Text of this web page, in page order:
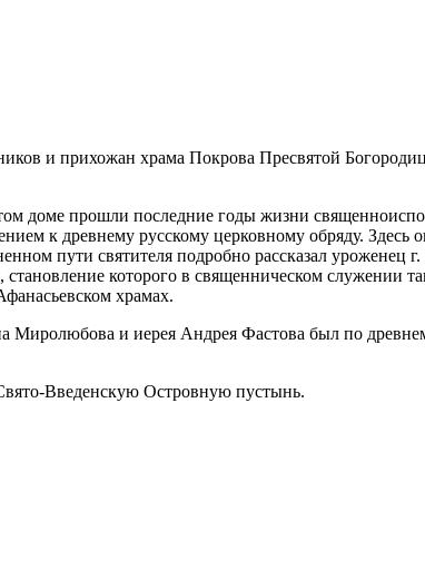
и прихожан храма Покрова Пресвятой
доме прошли последние годы жизни
к древнему русскому церковному обряду. Здесь
пути святителя подробно рассказал уроженец
которого в священническом служении
храмах.
Миролюбова и иерея Андрея Фастова был по
Введенскую Островную пустынь.